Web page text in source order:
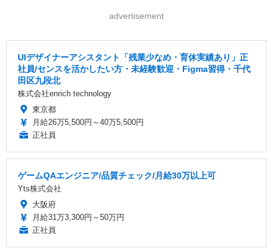
advertisement
UIデザイナーアシスタント「残業少なめ・育休実績あり」正
社員/センスを活かしたい方・未経験歓迎・Figma習得・千代
田区九段北
株式会社enrich technology
東京都
月給26万5,500円～40万5,500円
正社員
ゲームQAエンジニア/品質チェック/月給30万以上可
Yts株式会社
大阪府
月給31万3,300円～50万円
正社員